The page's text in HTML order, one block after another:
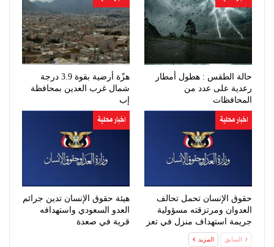
حالة الطقس : هطول أمطار
رعدية على عدد من
المحافظات
هزّة أرضية بقوة 3.9 درجة
شمال غرب العدين بمحافظة
إب
اخبار محلية
حقوق الإنسان تحمل تحالف
العدوان ومرتزقته مسؤولية
جريمة استهداف منزل في تعز
اخبار محلية
هيئة حقوق الإنسان تدين جرائم
العدو السعودي واستهدافه
قرية في صعدة
السابق المزيد